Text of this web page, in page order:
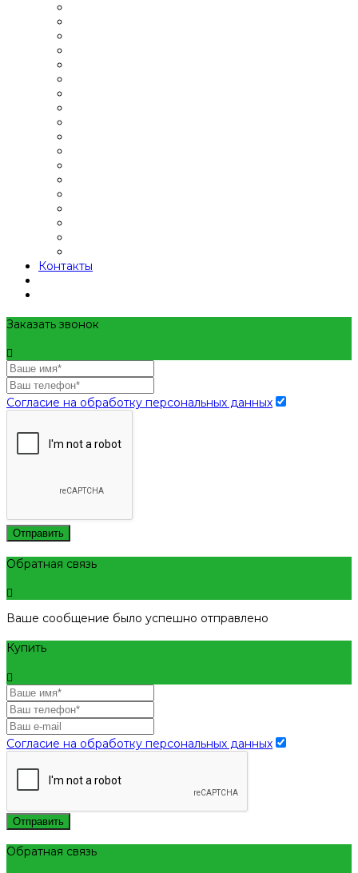
Контакты
Заказать звонок
Согласие на обработку персональных данных
Отправить
Обратная связь
Ваше сообщение было успешно отправлено
Купить
Согласие на обработку персональных данных
Отправить
Обратная связь